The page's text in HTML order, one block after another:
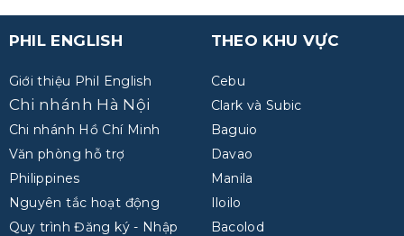
PHIL ENGLISH
Giới thiệu Phil English
Chi nhánh Hà Nội
Chi nhánh Hồ Chí Minh
Văn phòng hỗ trợ
Philippines
Nguyên tắc hoạt động
Quy trình Đăng ký - Nhập
THEO KHU VỰC
Cebu
Clark và Subic
Baguio
Davao
Manila
Iloilo
Bacolod